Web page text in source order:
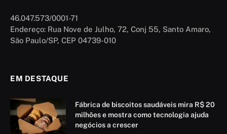
46.047.573/0001-71
Endereço: Rua Nove de Julho, 72, Conj 55, Santo Amaro,
São Paulo/SP, CEP 04739-010
EM DESTAQUE
Fábrica de biscoitos saudáveis mira R$ 20
milhões e mostra como tecnologia ajuda
negócios a crescer